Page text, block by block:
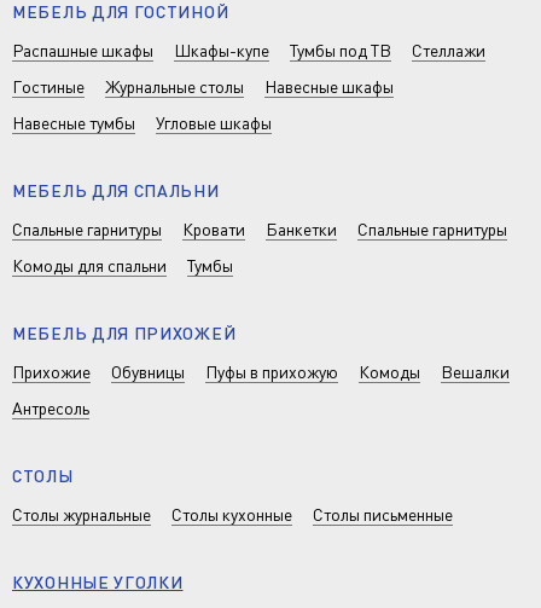
МЕБЕЛЬ ДЛЯ ГОСТИНОЙ
Распашные шкафы
Шкафы-купе Тумбы под ТВ
Стеллажи
Гостиные
Журнальные столы
Навесные шкафы
Навесные тумбы
Угловые шкафы
МЕБЕЛЬ ДЛЯ СПАЛЬНИ
Спальные гарнитуры
Кровати Банкетки
Спальные гарнитуры
Комоды для спальни
Тумбы
МЕБЕЛЬ ДЛЯ ПРИХОЖЕЙ
Прихожие
Обувницы Пуфы в прихожую Комоды
Вешалки
Антресоль
СТОЛЫ
Столы журнальные
Столы кухонные Столы письменные
КУХОННЫЕ УГОЛКИ